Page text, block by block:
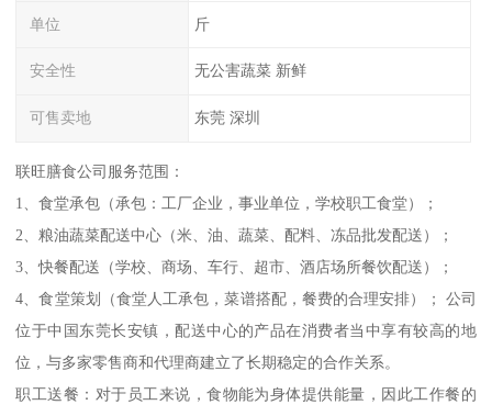
单位 斤
安全性 无公害蔬菜 新鲜
可售卖地 东莞 深圳
联旺膳食公司服务范围：
1、食堂承包（承包：工厂企业，事业单位，学校职工食堂）；
2、粮油蔬菜配送中心（米、油、蔬菜、配料、冻品批发配送）；
3、快餐配送（学校、商场、车行、超市、酒店场所餐饮配送）；
4、食堂策划（食堂人工承包，菜谱搭配，餐费的合理安排）； 公司
位于中国东莞长安镇，配送中心的产品在消费者当中享有较高的地
位，与多家零售商和代理商建立了长期稳定的合作关系。
职工送餐：对于员工来说，食物能为身体提供能量，因此工作餐的